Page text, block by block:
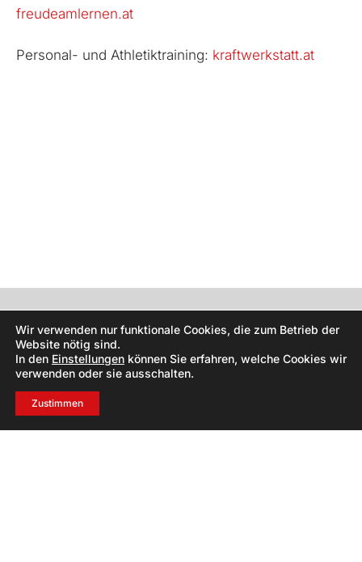
freudeamlernen.at
Personal- und Athletiktraining: kraftwerkstatt.at
Wir verwenden nur funktionale Cookies, die zum Betrieb der
Website nötig sind.
In den Einstellungen können Sie erfahren, welche Cookies wir
verwenden oder sie ausschalten.
Zustimmen